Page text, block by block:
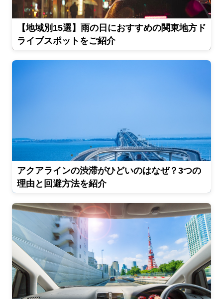
【地域別15選】雨の日におすすめの関東地方ド
ライブスポットをご紹介
アクアラインの渋滞がひどいのはなぜ？3つの
理由と回避方法を紹介